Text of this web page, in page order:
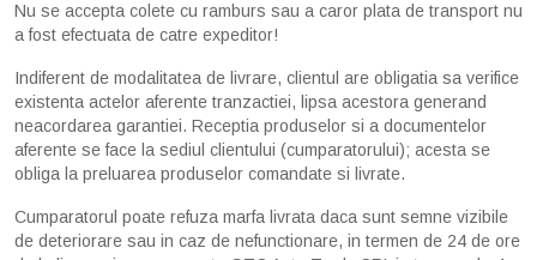
Nu se accepta colete cu ramburs sau a caror plata de transport nu
a fost efectuata de catre expeditor!
Indiferent de modalitatea de livrare, clientul are obligatia sa verifice
existenta actelor aferente tranzactiei, lipsa acestora generand
neacordarea garantiei. Receptia produselor si a documentelor
aferente se face la sediul clientului (cumparatorului); acesta se
obliga la preluarea produselor comandate si livrate.
Cumparatorul poate refuza marfa livrata daca sunt semne vizibile
de deteriorare sau in caz de nefunctionare, in termen de 24 de ore